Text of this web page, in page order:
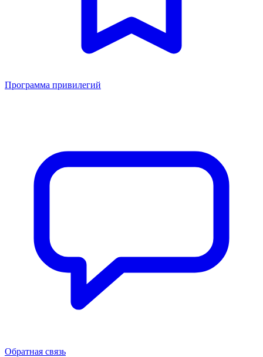
Программа привилегий
Обратная связь